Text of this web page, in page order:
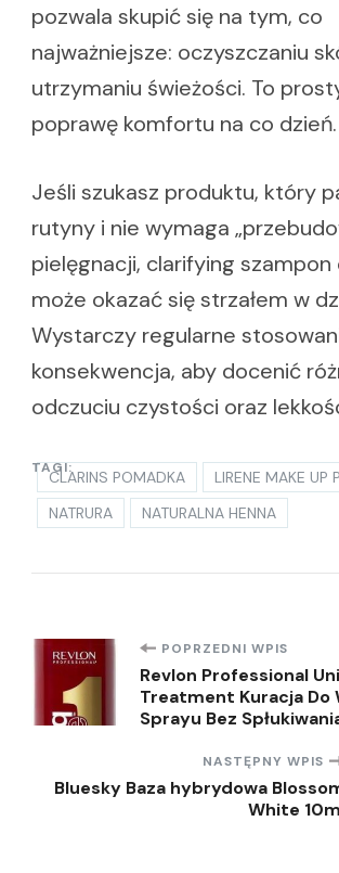
pozwala skupić się na tym, co
najważniejsze: oczyszczaniu
utrzymaniu świeżości. To
poprawę komfortu na co dzień.
Jeśli szukasz produktu, który
rutyny i nie wymaga
pielęgnacji, clarifying szampon
może okazać się strzałem w
Wystarczy regularne
konsekwencja, aby docenić
odczuciu czystości oraz
TAGI:
CLARINS POMADKA
LIRENE MAKE UP
NATRURA
NATURALNA HENNA
Nawigacja
wpisu
POPRZEDNI WPIS
Revlon Professional
Treatment Kuracja Do
Sprayu Bez
NASTĘPNY WPIS
Bluesky Baza hybrydowa
White